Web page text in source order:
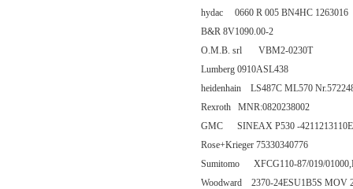
hydac 0660 R 005 BN4HC 1263016
B&R 8V1090.00-2
O.M.B. srl VBM2-0230T
Lumberg 0910ASL438
heidenhain LS487C ML570
Rexroth MNR:0820238002
GMC SINEAX P530 -4211213110E
Rose+Krieger 75330340776
Sumitomo XFCG110-87/019/
Woodward 2370-24ESU1B5S MOV